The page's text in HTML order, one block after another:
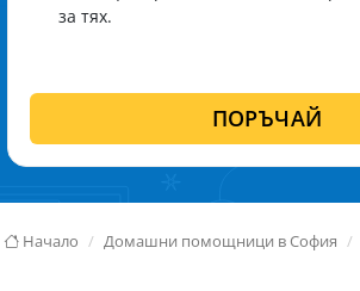
за тях.
ПОРЪЧАЙ
Начало Домашни помощници в София